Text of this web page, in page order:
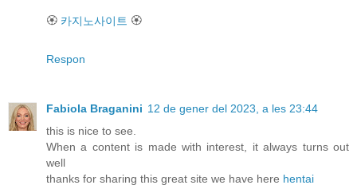
🏵 카지노사이트 🏵
Respon
Fabiola Braganini 12 de gener del 2023, a les 23:44
this is nice to see.
When a content is made with interest, it always turns out
well
thanks for sharing this great site we have here hentai